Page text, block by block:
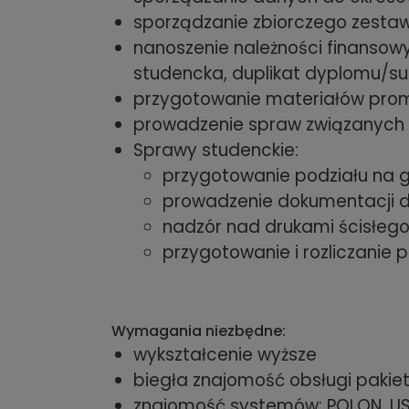
sporządzanie zbiorczego
nanoszenie należności
studencka, duplikat dyplomu/
przygotowanie materiałów
prowadzenie spraw
Sprawy studenckie:
przygotowanie podziału na
prowadzenie dokumentacji
nadzór nad drukami
przygotowanie i rozliczanie
Wymagania niezbędne:
wykształcenie wyższe
biegła znajomość obsługi